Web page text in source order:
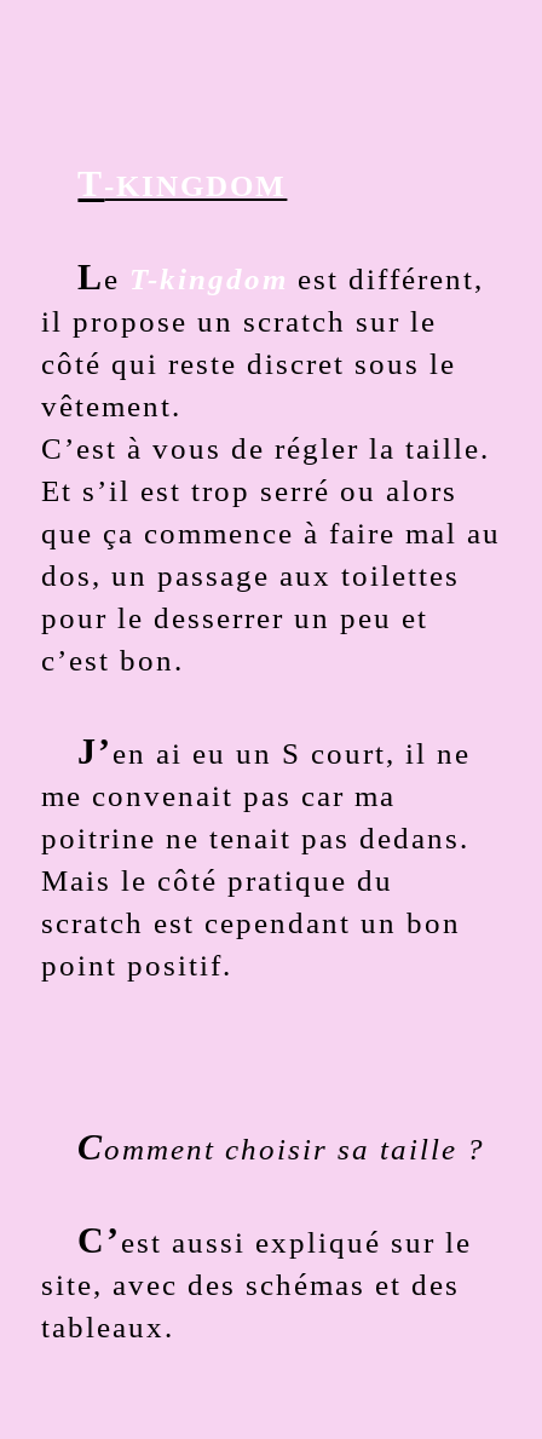
T-KINGDOM
Le T-kingdom est différent,
il propose un scratch sur le
côté qui reste discret sous le
vêtement.
C’est à vous de régler la taille.
Et s’il est trop serré ou alors
que ça commence à faire mal au
dos, un passage aux toilettes
pour le desserrer un peu et
c’est bon.
J’en ai eu un S court, il ne
me convenait pas car ma
poitrine ne tenait pas dedans.
Mais le côté pratique du
scratch est cependant un bon
point positif.
Comment choisir sa taille ?
C’est aussi expliqué sur le
site, avec des schémas et des
tableaux.